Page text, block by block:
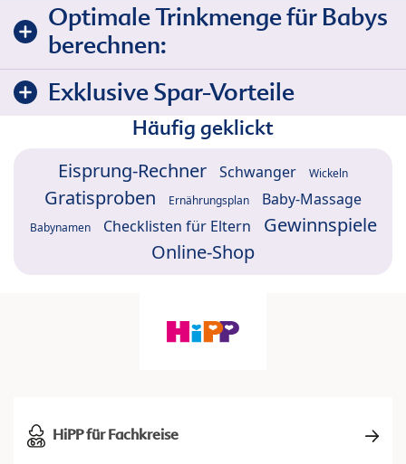
Optimale Trinkmenge für Babys
berechnen:
Exklusive Spar-Vorteile
Häufig geklickt
Eisprung-Rechner Schwanger Wickeln
Gratisproben Ernährungsplan Baby-Massage
Babynamen Checklisten für Eltern
Gewinnspiele
Online-Shop
HiPP für Fachkreise